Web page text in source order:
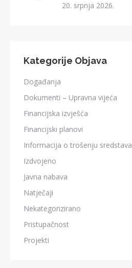
20. srpnja 2026.
Kategorije Objava
Događanja
Dokumenti – Upravna vijeća
Financijska izvješća
Financijski planovi
Informacija o trošenju sredstava
Izdvojeno
Javna nabava
Natječaji
Nekategorizirano
Pristupačnost
Projekti